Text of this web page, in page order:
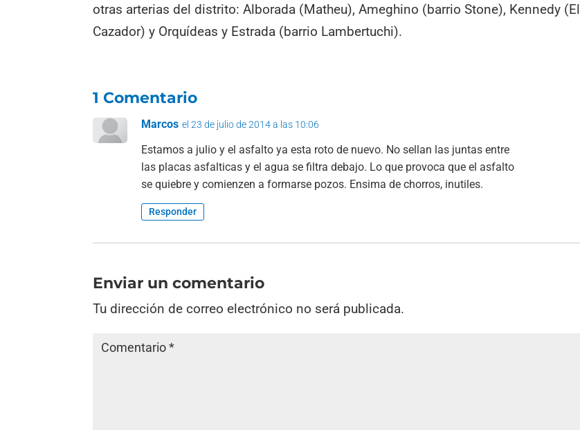
otras arterias del distrito: Alborada (Matheu), Ameghino (barrio Stone), Kennedy (El
Cazador) y Orquídeas y Estrada (barrio Lambertuchi).
1 Comentario
Marcos el 23 de julio de 2014 a las 10:06
Estamos a julio y el asfalto ya esta roto de nuevo. No sellan las juntas entre
las placas asfalticas y el agua se filtra debajo. Lo que provoca que el asfalto
se quiebre y comienzen a formarse pozos. Ensima de chorros, inutiles.
Responder
Enviar un comentario
Tu dirección de correo electrónico no será publicada.